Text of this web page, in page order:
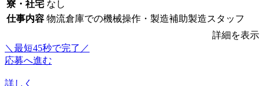
寮・社宅 なし
仕事内容 物流倉庫での機械操作・製造補助製造スタッフ
詳細を表示
＼最短45秒で完了／
応募へ進む
詳しく